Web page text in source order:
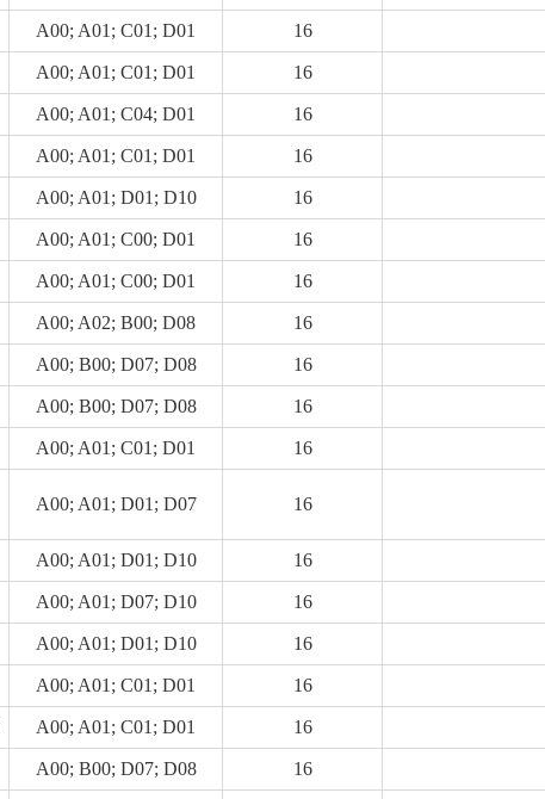
A00; A01; C01; D01 16
A00; A01; C01; D01 16
A00; A01; C04; D01 16
A00; A01; C01; D01 16
A00; A01; D01; D10 16
A00; A01; C00; D01 16
A00; A01; C00; D01 16
A00; A02; B00; D08 16
A00; B00; D07; D08 16
A00; B00; D07; D08 16
A00; A01; C01; D01 16
A00; A01; D01; D07 16
A00; A01; D01; D10 16
A00; A01; D07; D10 16
A00; A01; D01; D10 16
A00; A01; C01; D01 16
A00; A01; C01; D01 16
A00; B00; D07; D08 16